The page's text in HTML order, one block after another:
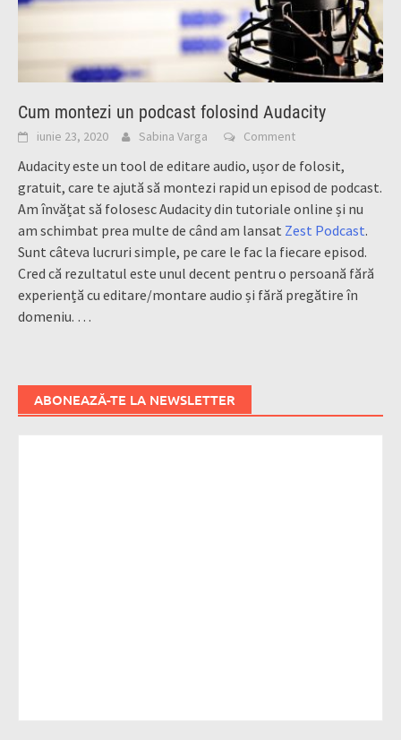
Cum montezi un podcast folosind Audacity
iunie 23, 2020 Sabina Varga Comment
Audacity este un tool de editare audio, ușor de folosit,
gratuit, care te ajută să montezi rapid un episod de podcast.
Am învățat să folosesc Audacity din tutoriale online și nu
am schimbat prea multe de când am lansat Zest Podcast.
Sunt câteva lucruri simple, pe care le fac la fiecare episod.
Cred că rezultatul este unul decent pentru o persoană fără
experiență cu editare/montare audio și fără pregătire în
domeniu. …
ABONEAZĂ-TE LA NEWSLETTER